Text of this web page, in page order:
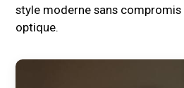
style moderne sans compromis
optique.